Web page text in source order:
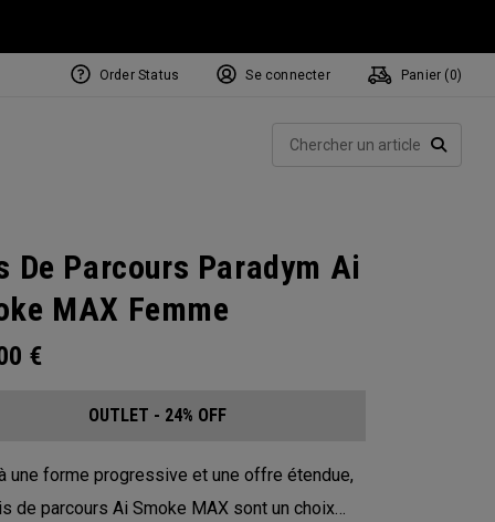
Order Status Se connecter Panier ( 0)
De Parcours Paradym Ai
MAX Femme
€
OUTLET - 24% OFF
une forme progressive et une offre étendue,
de parcours Ai Smoke MAX sont un choix